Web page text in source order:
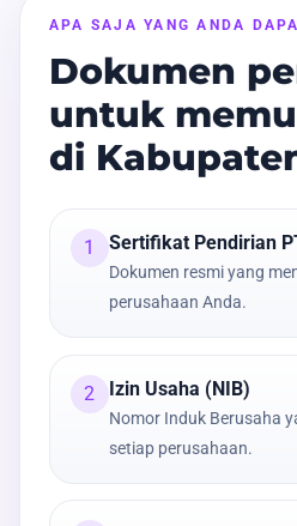
APA SAJA YANG ANDA
Dokumen
untuk
di
1 Sertifikat Pendirian
Dokumen resmi yang
perusahaan Anda.
2 Izin Usaha (NIB)
Nomor Induk Berusaha
setiap perusahaan.